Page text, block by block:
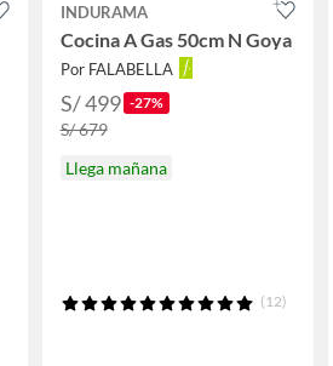
INDURAMA
Cocina A Gas 50cm N Goya
Por FALABELLA
S/ 499 -27%
S/ 679
Llega mañana
(12)